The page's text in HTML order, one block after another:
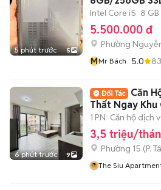
5 phút trước 5
Intel Core i5 8 GB
5.500.000 đ
Phường
MMr Bách 5.0 83
6 phút trước 9
Căn
Thất Ngay Khu
- Etown
1 PN Căn hộ dịch
3,5 triệu/
Phường 15 (P.
The Siu